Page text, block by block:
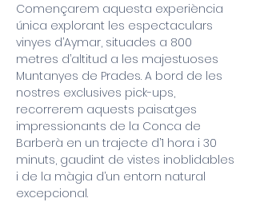
Començarem aquesta experiència
única explorant les espectaculars
vinyes d’Aymar, situades a 800
metres d’altitud a les majestuoses
Muntanyes de Prades. A bord de les
nostres exclusives pick-ups,
recorrerem aquests paisatges
impressionants de la Conca de
Barberà en un trajecte d’1 hora i 30
minuts, gaudint de vistes inoblidables
i de la màgia d’un entorn natural
excepcional.